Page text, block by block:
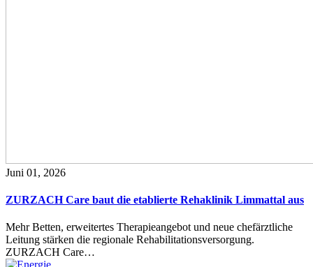
Juni 01, 2026
ZURZACH Care baut die etablierte Rehaklinik Limmattal aus
Mehr Betten, erweitertes Therapieangebot und neue chefärztliche
Leitung stärken die regionale Rehabilitationsversorgung.
ZURZACH Care…